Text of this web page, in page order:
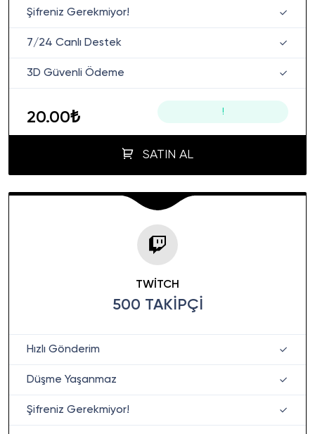
Şifreniz Gerekmiyor!
7/24 Canlı Destek
3D Güvenli Ödeme
20.00₺ !
SATIN AL
TWITCH
500 TAKIPÇI
Hızlı Gönderim
Düşme Yaşanmaz
Şifreniz Gerekmiyor!